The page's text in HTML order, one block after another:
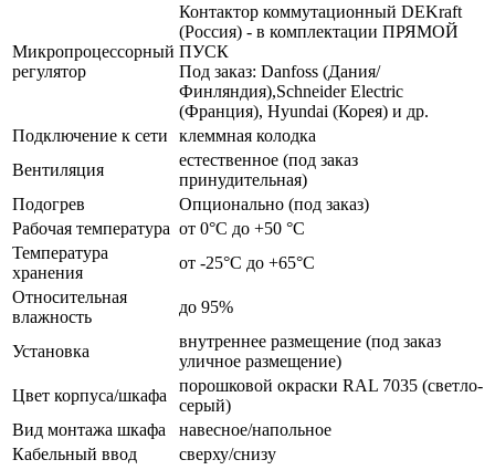
Микропроцессорный
регулятор
Контактор коммутационный DEKraft
(Россия) - в комплектации ПРЯМОЙ
ПУСК
Под заказ: Danfoss (Дания/
Финляндия),Schneider Electric
(Франция), Hyundai (Корея) и др.
Подключение к сети
клеммная колодка
Вентиляция
естественное (под заказ
принудительная)
Подогрев
Опционально (под заказ)
Рабочая температура от 0°C до +50 °C
Температура
хранения
от -25°C до +65°C
Относительная
влажность
до 95%
Установка
внутреннее размещение (под заказ
уличное размещение)
Цвет корпуса/шкафа
порошковой окраски RAL 7035 (светло-
серый)
Вид монтажа шкафа
навесное/напольное
Кабельный ввод
сверху/снизу